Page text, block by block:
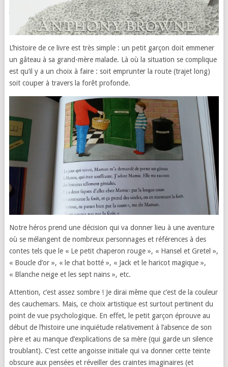
L’histoire de ce livre est très simple : un petit garçon doit emmener
un gâteau à sa grand-mère malade. Là où la situation se complique
est qu’il y a un choix à faire : soit emprunter la route (trajet long)
soit couper à travers la forêt profonde.
Notre héros prend une décision qui va donner lieu à une aventure
où se mélangent de nombreux personnages et références à des
contes tels que le « Le petit chaperon rouge », « Hansel et Gretel »,
« Boucle d’or », « le chat botté », « Jack et le haricot magique »,
« Blanche neige et les sept nains », etc.
Attention, c’est assez sombre ! Je dirai même que c’est de la couleur
des cauchemars. Mais, ce choix artistique est surtout pertinent du
point de vue psychologique. En effet, le petit garçon éprouve au
début de l’histoire une inquiétude relativement à l’absence de son
père et au manque d’explications de sa mère (qui garde un silence
troublant). C’est cette angoisse initiale qui va donner cette teinte
obscure aux pensées et réveiller des craintes imaginaires (et